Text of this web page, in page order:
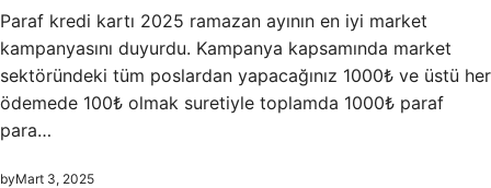
Paraf kredi kartı 2025 ramazan ayının en iyi market
kampanyasını duyurdu. Kampanya kapsamında market
sektöründeki tüm poslardan yapacağınız 1000₺ ve üstü her
ödemede 100₺ olmak suretiyle toplamda 1000₺ paraf
para…
byMart 3, 2025